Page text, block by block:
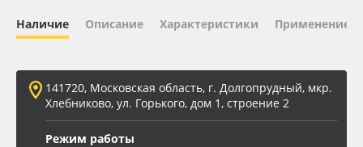
ПЭТ листовой
ПЭТ бэклит
Вспененный ПВХ
Наличие Описание Характеристики Применение
141720, Московская область, г. Долгопрудный, мкр.
Хлебниково, ул. Горького, дом 1, строение 2
Режим работы